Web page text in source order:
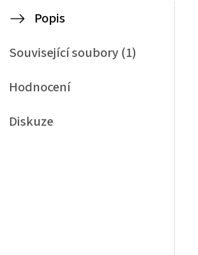
Popis
Související soubory (1)
Hodnocení
Diskuze